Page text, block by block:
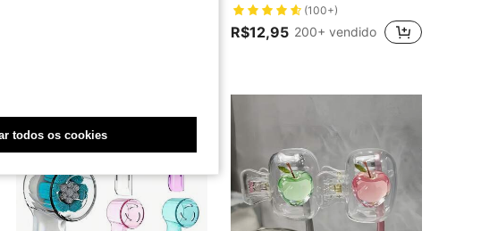
(100+)
R$12,95 200+ vendido
todos os cookies